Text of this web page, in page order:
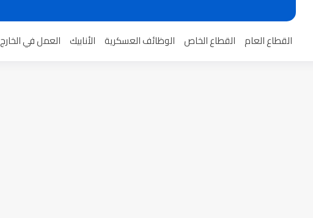
القطاع العام القطاع الخاص الوظائف العسكرية الأنابيك العمل في الخارج